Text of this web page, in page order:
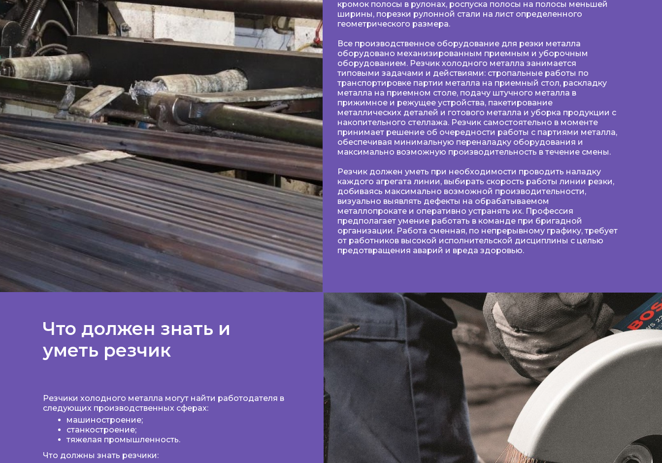
кромок полосы в рулонах, роспуска полосы на полосы меньшей
ширины, порезки рулонной стали на лист определенного
геометрического размера.
Все производственное оборудование для резки металла
оборудовано механизированным приемным и уборочным
оборудованием. Pезчик холодного металла занимается
типовыми задачами и действиями: стропальные работы по
транспортировке партии металла на приемный стол, раскладку
металла на приемном столе, подачу штучного металла в
прижимное и режущее устройства, пакетирование
металлических деталей и готового металла и уборка продукции с
накопительного стеллажа. Pезчик самостоятельно в моменте
принимает решение об очередности работы с партиями металла,
обеспечивая минимальную переналадку оборудования и
максимально возможную производительность в течение смены.
Pезчик должен уметь при необходимости проводить наладку
каждого агрегата линии, выбирать скорость работы линии резки,
добиваясь максимально возможной производительности,
визуально выявлять дефекты на обрабатываемом
металлопрокате и оперативно устранять их. Профессия
предполагает умение работать в команде при бригадной
организации. Работа сменная, по непрерывному графику, требует
от работников высокой исполнительской дисциплины с целью
предотвращения аварий и вреда здоровью.
Что должен знать и
уметь резчик
Резчики холодного металла могут найти работодателя в
следующих производственных сферах:
машиностроение;
станкостроение;
тяжелая промышленность.
Что должны знать резчики: